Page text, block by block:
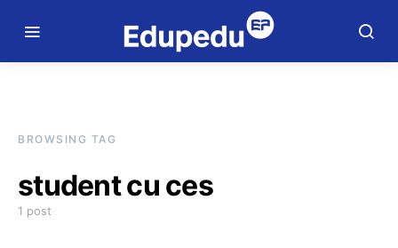
BROWSING TAG
student cu ces
1 post